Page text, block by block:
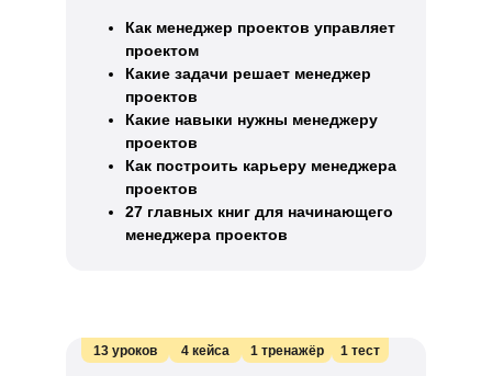
Как менеджер проектов управляет
проектом
Какие задачи решает менеджер
проектов
Какие навыки нужны менеджеру
проектов
Как построить карьеру менеджера
проектов
27 главных книг для начинающего
менеджера проектов
13 уроков 4 кейса 1 тренажёр 1 тест